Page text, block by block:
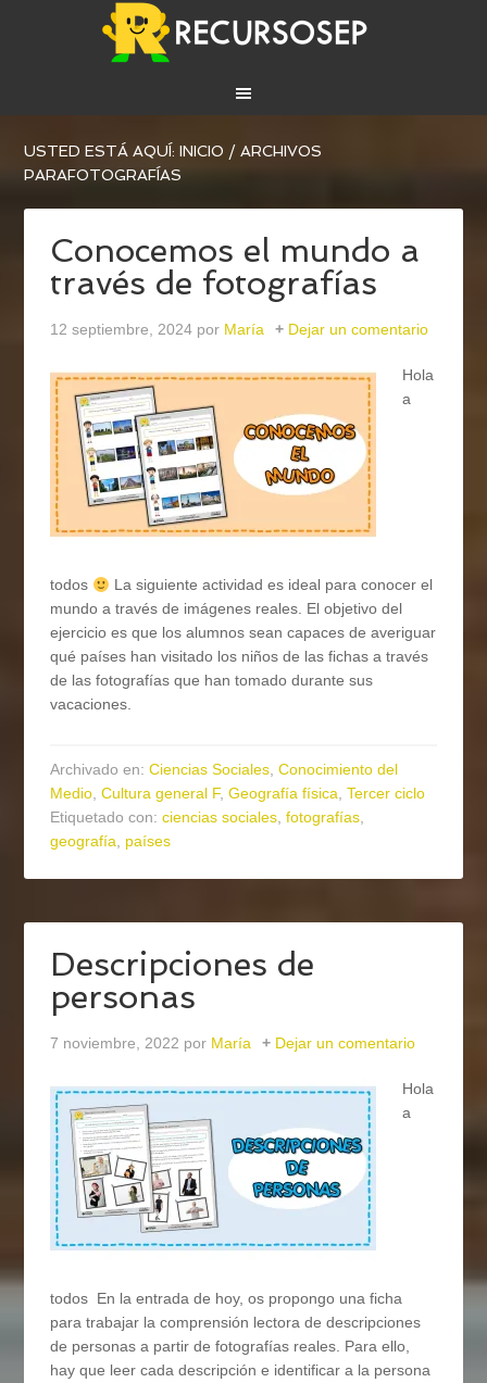
USTED ESTÁ AQUÍ:INICIO / ARCHIVOS
PARAFOTOGRAFÍAS
Conocemos el mundo a
través de fotografías
12 septiembre, 2024 por María Dejar un comentario
Hola
a
todos
La siguiente actividad es ideal para conocer el
mundo a través de imágenes reales. El objetivo del
ejercicio es que los alumnos sean capaces de averiguar
qué países han visitado los niños de las fichas a través
de las fotografías que han tomado durante sus
vacaciones.
Archivado en:Ciencias Sociales,Conocimiento del
Medio,Cultura general F,Geografía física,Tercer ciclo
Etiquetado con:ciencias sociales,fotografías,
geografía, países
Descripciones de
personas
7 noviembre, 2022 por María Dejar un comentario
Hola
a
todos En la entrada de hoy, os propongo una ficha
para trabajar la comprensión lectora de descripciones
de personas a partir de fotografías reales. Para ello,
hay que leer cada descripción e identificar a la persona